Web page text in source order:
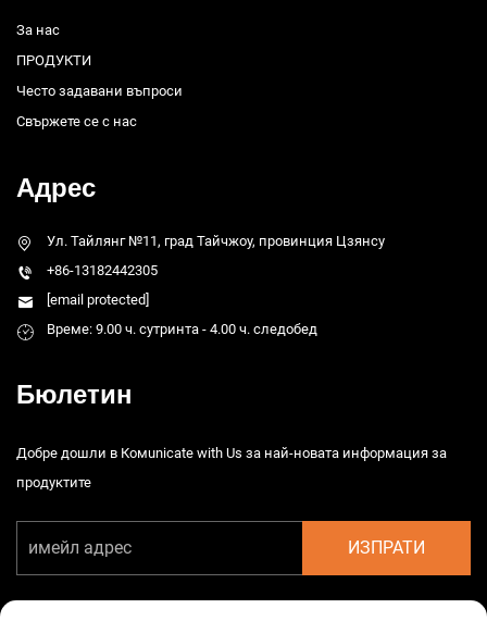
За нас
ПРОДУКТИ
Често задавани въпроси
Свържете се с нас
Адрес
Ул. Тайлянг №11, град Тайчжоу, провинция Цзянсу
+86-13182442305
[email protected]
Време: 9.00 ч. сутринта - 4.00 ч. следобед
Бюлетин
Добре дошли в Комunicate with Us за най-новата информация за
продуктите
ИЗПРАТИ